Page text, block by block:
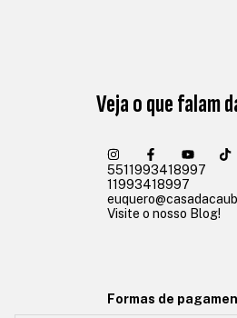
Veja o que falam
5511993418997
11993418997
Visite o nosso Blog!
Formas de